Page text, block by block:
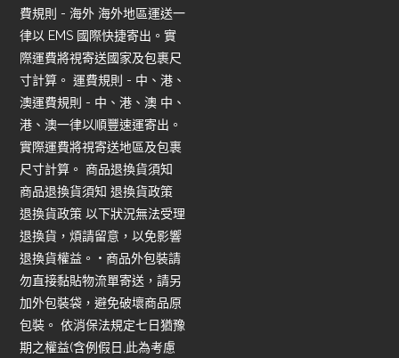
費規則 - 海外 海外地區運送一
律以 EMS 國際快捷寄出。實
際運費將視寄送國家及包裹尺
寸計算。 運費規則 - 中、港、
澳運費規則 - 中、港、澳 中、
港、澳一律以順豐速運寄出。
實際運費將視寄送地區及包裹
尺寸計算。 商品退換貨須知
商品退換貨須知 退換貨政策
退換貨政策 以下狀況無法受理
退換貨，煩請留意，以免影響
退換貨權益。 • 商品外包裝請
勿直接黏貼物流單寄送，請另
加外包裝袋，避免破壞商品原
包裝。 依消保法規定七日猶豫
期之權益(含例假日,此為考慮